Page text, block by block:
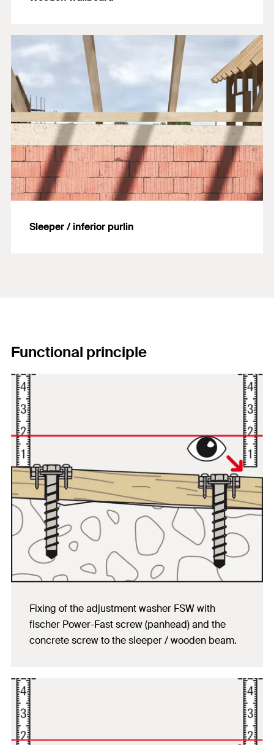
Sleeper / inferior purlin
Functional principle
Fixing of the adjustment washer FSW with
fischer Power-Fast screw (panhead) and the
concrete screw to the sleeper / wooden beam.